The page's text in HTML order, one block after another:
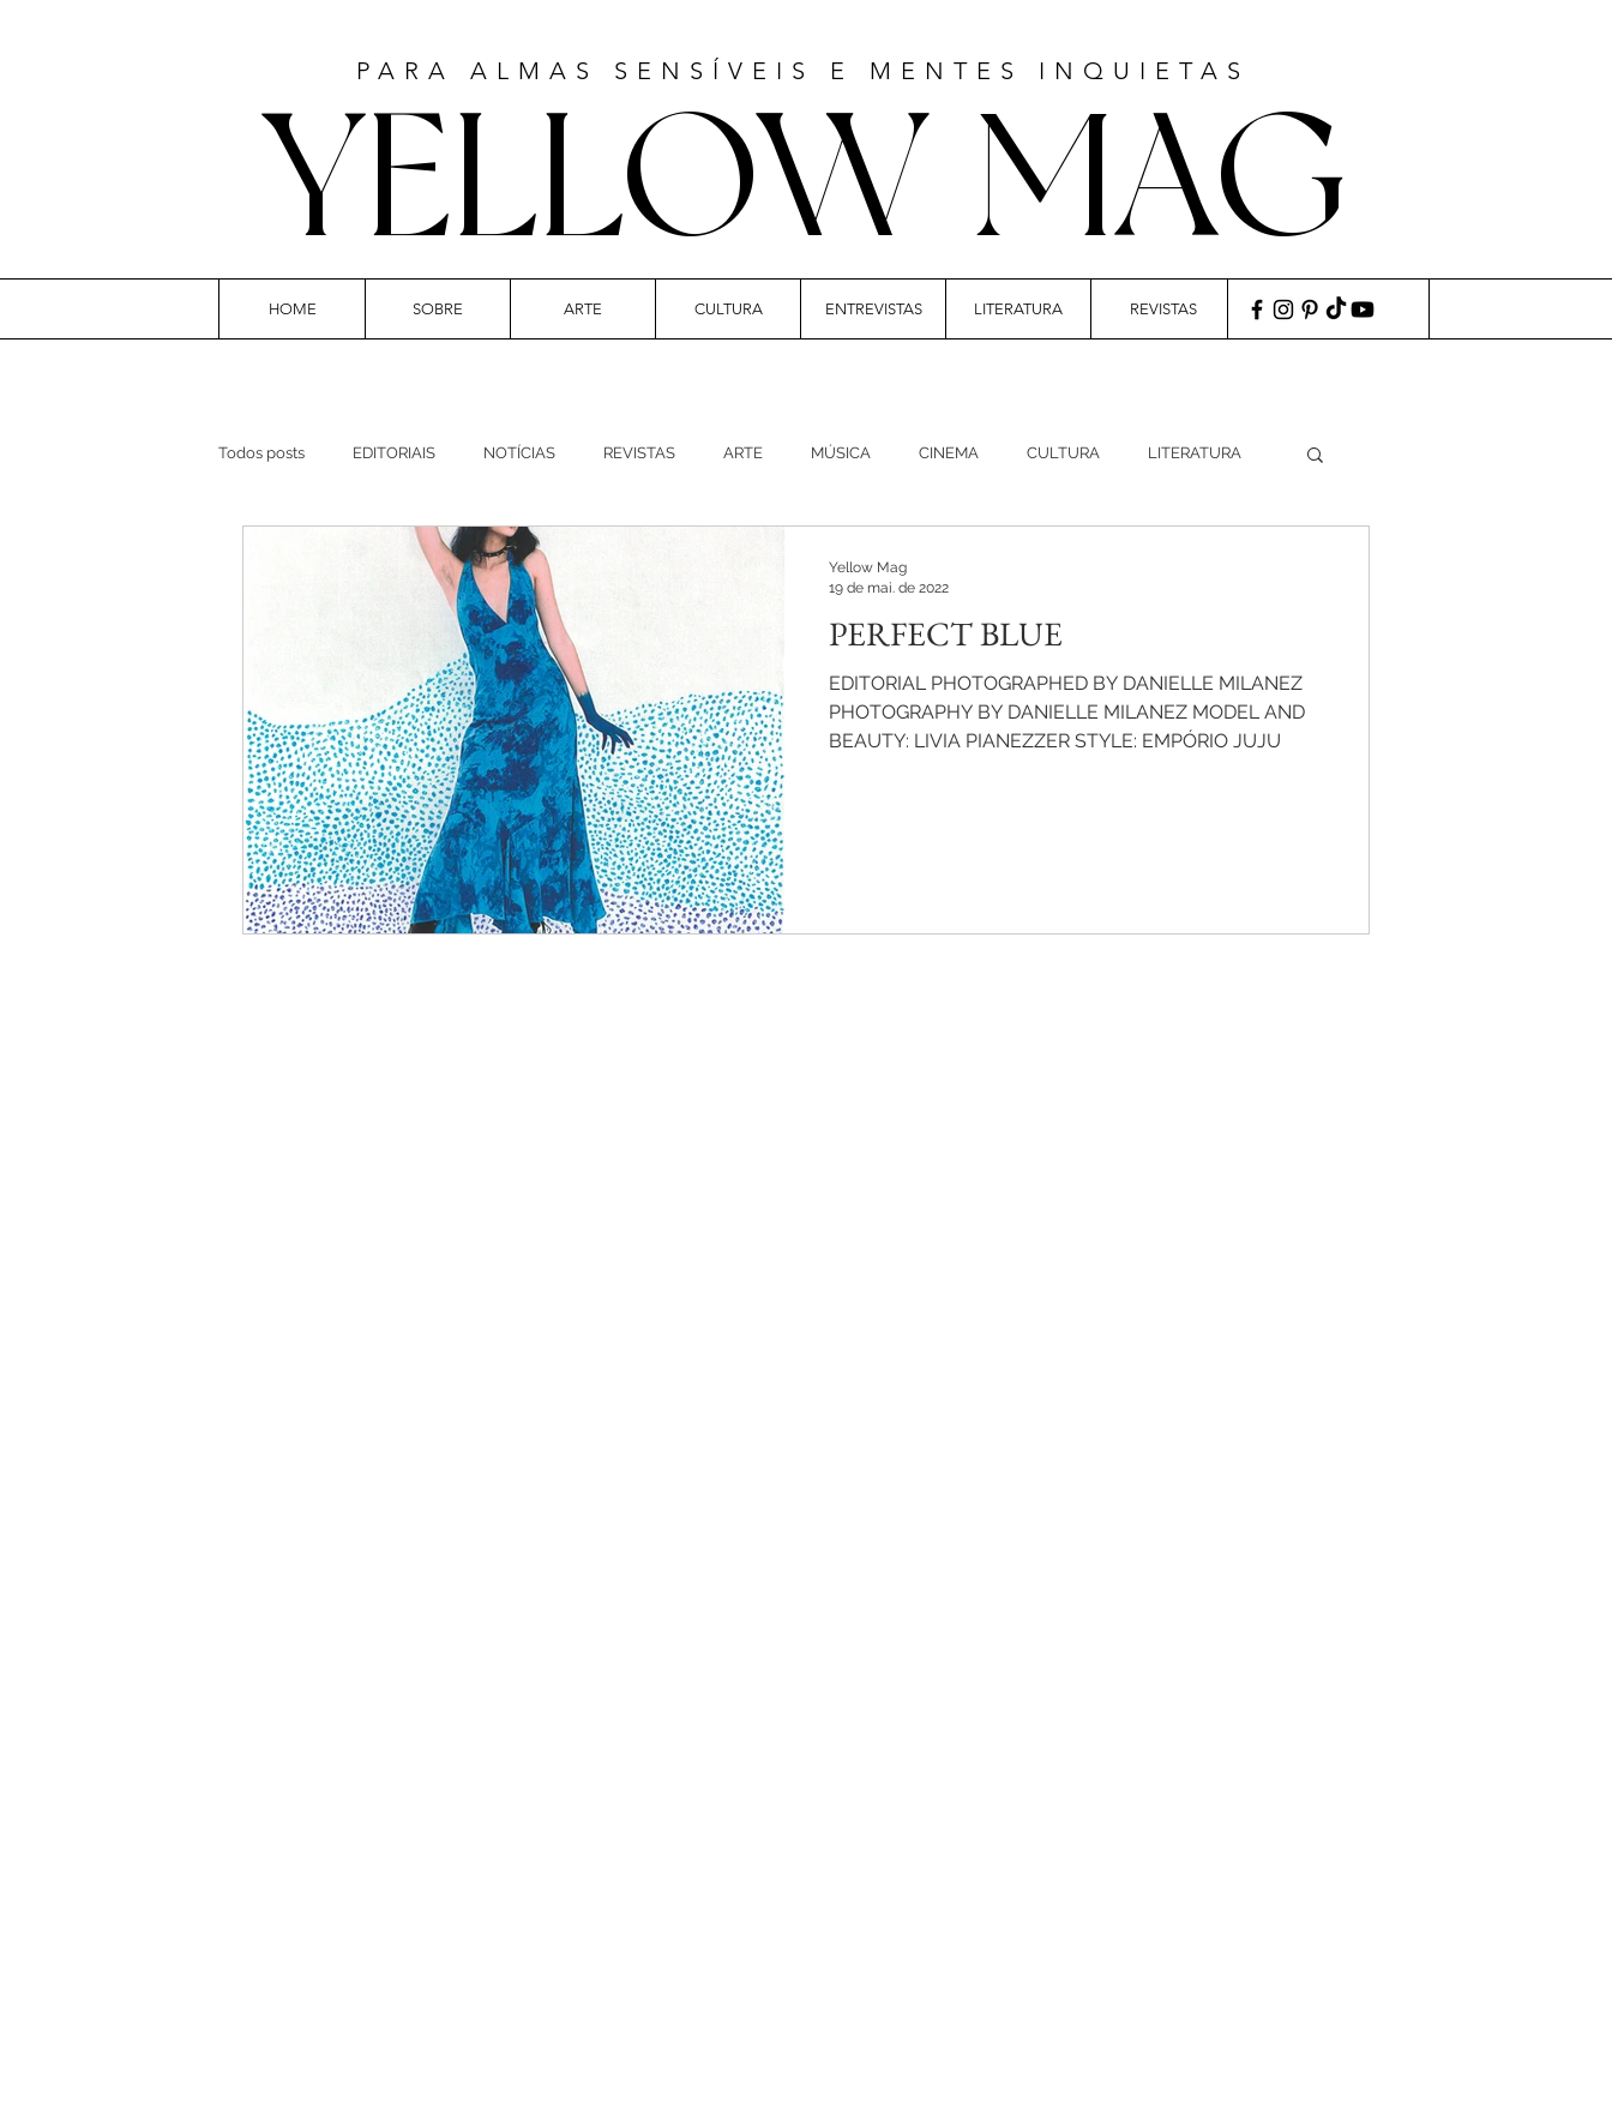
PARA ALMAS SENSÍVEIS E MENTES INQUIETAS
YELLOW MAG
HOME SOBRE ARTE CULTURA ENTREVISTAS LITERATURA REVISTAS
Todos posts EDITORIAIS NOTÍCIAS REVISTAS ARTE MÚSICA CINEMA CULTURA LITERATURA
PERFECT BLUE
EDITORIAL PHOTOGRAPHED BY DANIELLE MILANEZ
PHOTOGRAPHY BY DANIELLE MILANEZ MODEL AND
BEAUTY: LIVIA PIANEZZER STYLE: EMPÓRIO JUJU
Yellow Mag
19 de mai. de 2022